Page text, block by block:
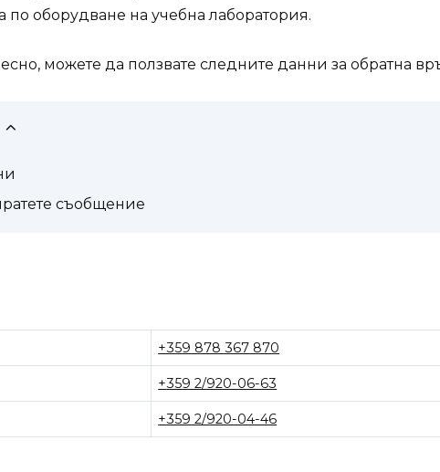
оборудване на учебна лаборатория.
можете да ползвате следните данни за обратна
съобщение
+359 878 367 870
+359 2/920-06-63
+359 2/920-04-46